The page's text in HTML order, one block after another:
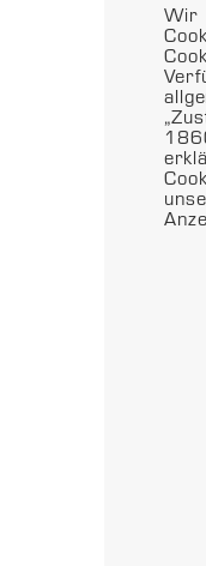
Wir